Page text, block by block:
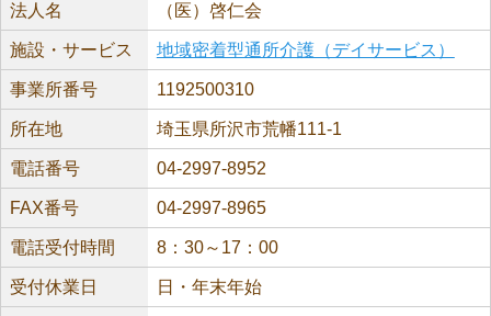
法人名 （医）啓仁会
施設・サービス 地域密着型通所介護（デイサービス）
事業所番号 1192500310
所在地 埼玉県所沢市荒幡111-1
電話番号 04-2997-8952
FAX番号 04-2997-8965
電話受付時間 8：30～17：00
受付休業日 日・年末年始